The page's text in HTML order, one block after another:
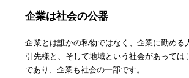
企業は社会の公器
企業とは誰かの私物ではなく、企業に勤める
引先様と、そして地域という社会があっては
であり、企業も社会の一部です。